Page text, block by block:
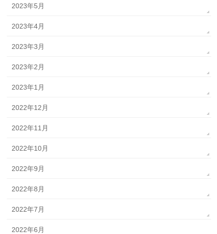
2023年5月
2023年4月
2023年3月
2023年2月
2023年1月
2022年12月
2022年11月
2022年10月
2022年9月
2022年8月
2022年7月
2022年6月